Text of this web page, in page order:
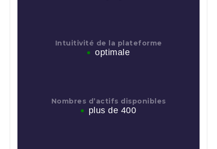
Intuitivité de la plateforme
optimale
Nombres d’actifs disponibles
plus de 400